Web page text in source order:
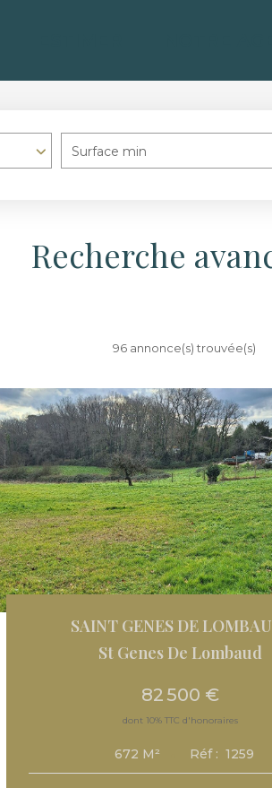
Surface min
Recherche
96 annonce(s) trouvée(s)
SAINT GENES DE
St Genes De Lombaud
82 500 €
dont 10% TTC d'honoraires
672 M² Réf : 1259